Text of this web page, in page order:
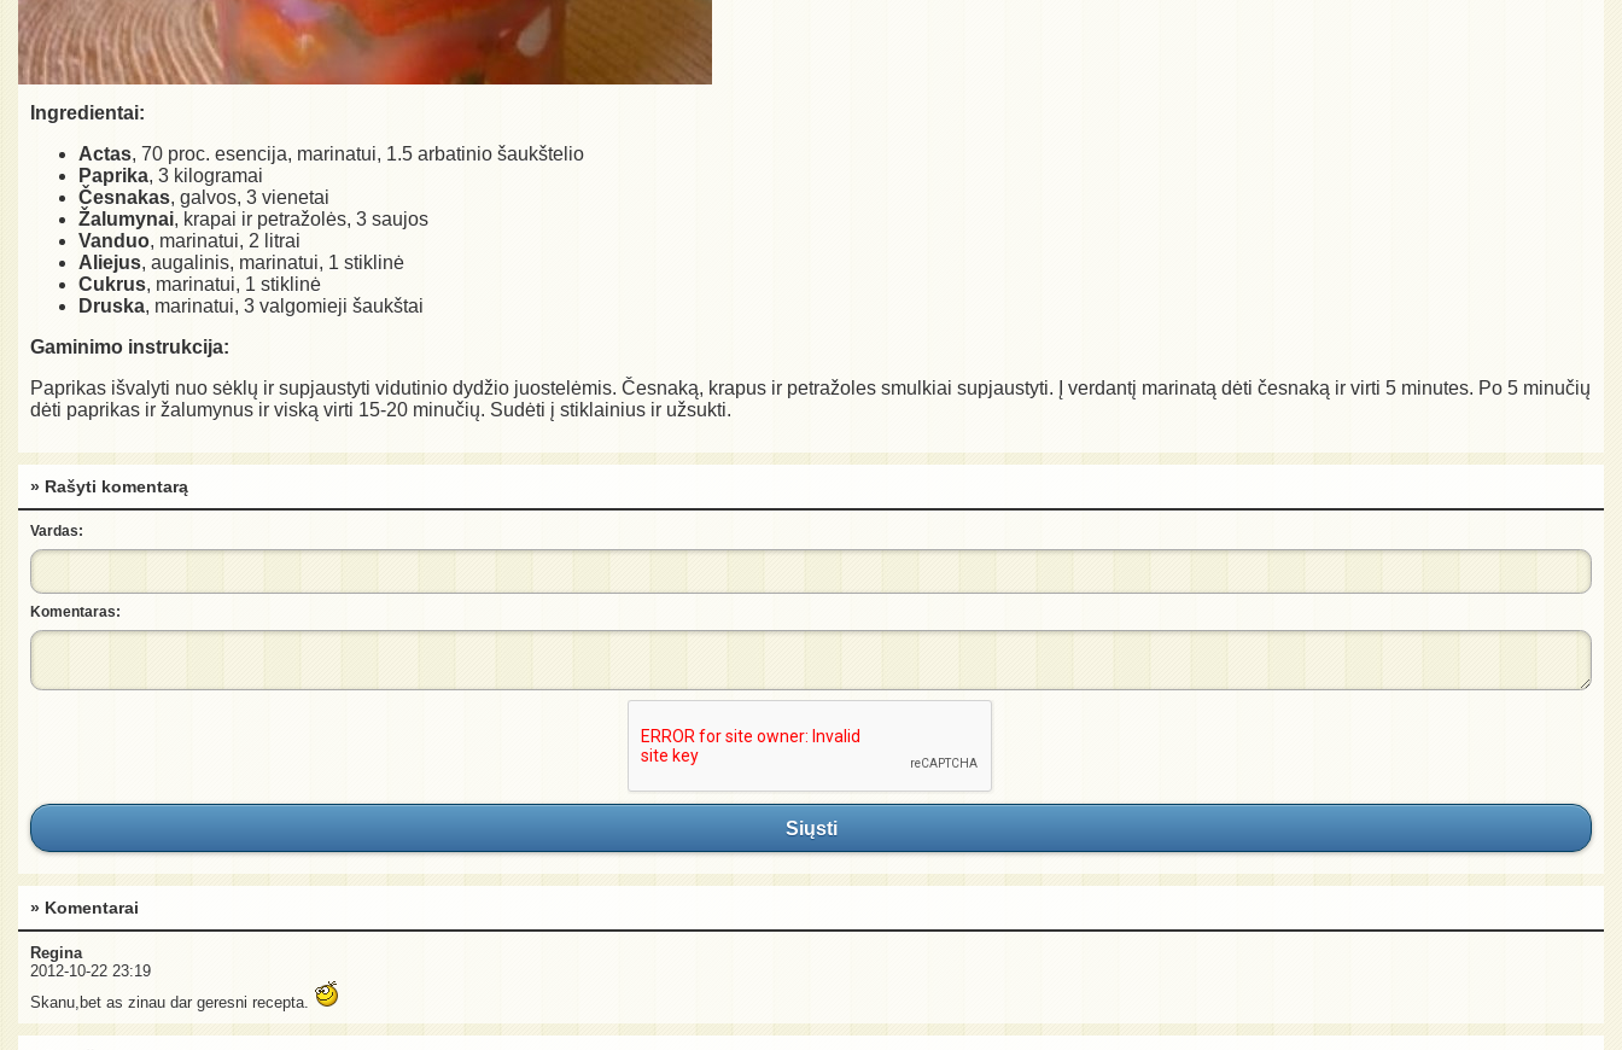
Ingredientai:
Actas, 70 proc. esencija, marinatui, 1.5 arbatinio šaukštelio
Paprika, 3 kilogramai
Česnakas, galvos, 3 vienetai
Žalumynai, krapai ir petražolės, 3 saujos
Vanduo, marinatui, 2 litrai
Aliejus, augalinis, marinatui, 1 stiklinė
Cukrus, marinatui, 1 stiklinė
Druska, marinatui, 3 valgomieji šaukštai
Gaminimo instrukcija:
Paprikas išvalyti nuo sėklų ir supjaustyti vidutinio dydžio juostelėmis. Česnaką, krapus ir petražoles smulkiai supjaustyti. Į verdantį marinatą dėti česnaką ir virti 5 minutes. Po 5 minučių
dėti paprikas ir žalumynus ir viską virti 15-20 minučių. Sudėti į stiklainius ir užsukti.
» Rašyti komentarą
Vardas:
Komentaras:
Siųsti
» Komentarai
Regina
2012-10-22 23:19
Skanu,bet as zinau dar geresni recepta.